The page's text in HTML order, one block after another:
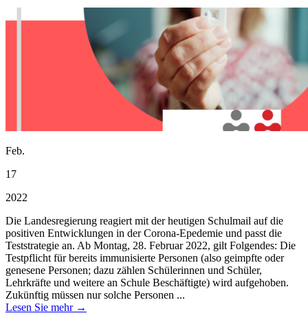
Feb.
17
2022
Die Landesregierung reagiert mit der heutigen Schulmail auf die
positiven Entwicklungen in der Corona-Epedemie und passt die
Teststrategie an. Ab Montag, 28. Februar 2022, gilt Folgendes: Die
Testpflicht für bereits immunisierte Personen (also geimpfte oder
genesene Personen; dazu zählen Schülerinnen und Schüler,
Lehrkräfte und weitere an Schule Beschäftigte) wird aufgehoben.
Zukünftig müssen nur solche Personen ...
Lesen Sie mehr →